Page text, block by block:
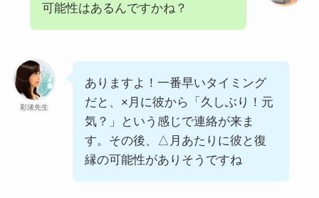
可能性はあるんですかね？
彩渚先生
ありますよ！一番早いタイミング
だと、×月に彼から「久しぶり！元
気？」という感じで連絡が来ま
す。その後、△月あたりに彼と復
縁の可能性がありそうですね